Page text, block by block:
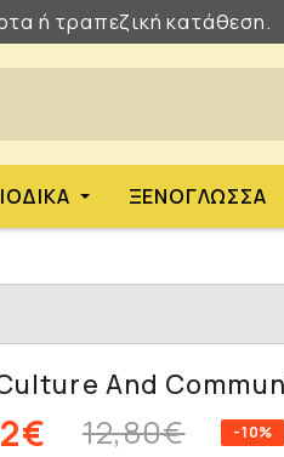
ή τραπεζική κατάθεση.
ΞΕΝΌΓΛΩΣΣΑ
And
12,80€ -10%